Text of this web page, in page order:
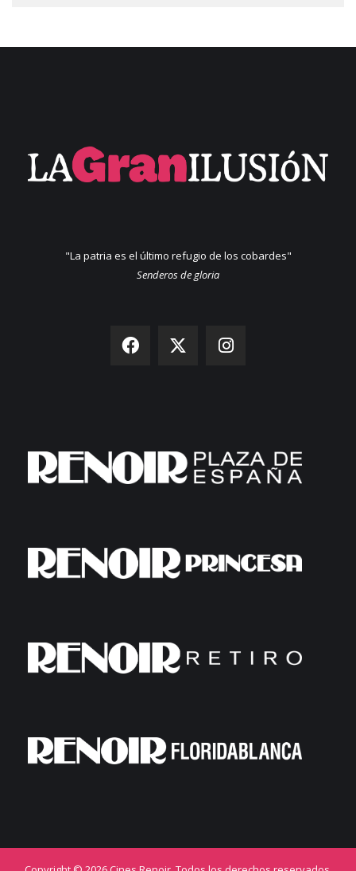
"La patria es el último refugio de los cobardes"
Senderos de gloria